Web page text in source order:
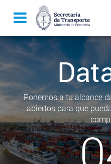
Ponemos a tu alcance
abiertos para que